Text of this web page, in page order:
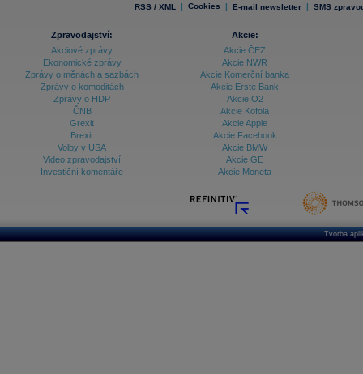
RSS / XML | Cookies | E-mail newsletter | SMS
Zpravodajství:
Akciové zprávy
Ekonomické zprávy
Zprávy o měnách a sazbách
Zprávy o komoditách
Zprávy o HDP
ČNB
Grexit
Brexit
Volby v USA
Video zpravodajství
Investiční komentáře
Akcie:
Akcie ČEZ
Akcie NWR
Akcie Komerční banka
Akcie Erste Bank
Akcie O2
Akcie Kofola
Akcie Apple
Akcie Facebook
Akcie BMW
Akcie GE
Akcie Moneta
Tvorba